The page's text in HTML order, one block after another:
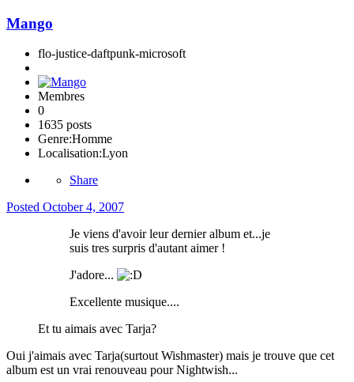
Mango
flo-justice-daftpunk-microsoft
Membres
0
1635 posts
Genre:Homme
Localisation:Lyon
Share
Posted October 4, 2007
Je viens d'avoir leur dernier album et...je
suis tres surpris d'autant aimer !
J'adore...
Excellente musique....
Et tu aimais avec Tarja?
Oui j'aimais avec Tarja(surtout Wishmaster) mais je trouve que cet
album est un vrai renouveau pour Nightwish...